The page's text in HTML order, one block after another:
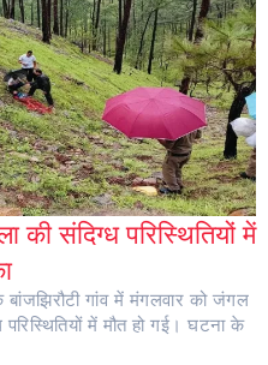
की संदिग्ध परिस्थितियों में
गांव में मंगलवार को जंगल
में मौत हो गई। घटना के